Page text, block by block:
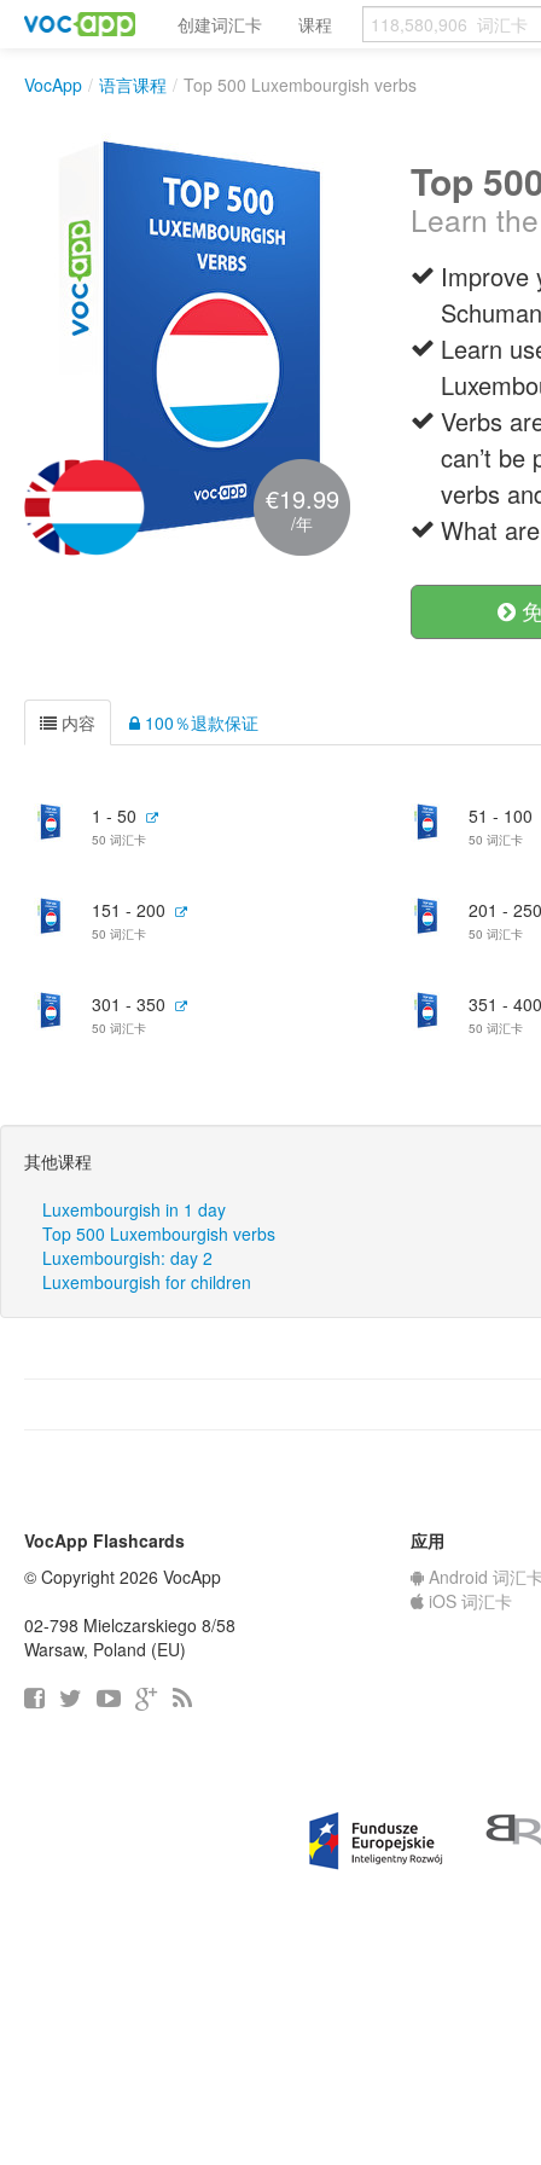
创建词汇卡 课程
VocApp / 语言课程 / Top 500 Luxembourgish verbs
€19.99
/年
Top
Learn
Improve
Learn
Verbs
can’t be
verbs
What
内容 100％退款保证
1 - 50
50 词汇卡
51 - 100
50 词汇卡
151 - 200
50 词汇卡
201 - 250
50 词汇卡
301 - 350
50 词汇卡
351 - 400
50 词汇卡
其他课程
Luxembourgish in 1 day
Top 500 Luxembourgish verbs
Luxembourgish: day 2
Luxembourgish for children
VocApp Flashcards
© Copyright 2026 VocApp
02-798 Mielczarskiego 8/58
Warsaw, Poland (EU)
应用
Android 词汇
iOS 词汇卡